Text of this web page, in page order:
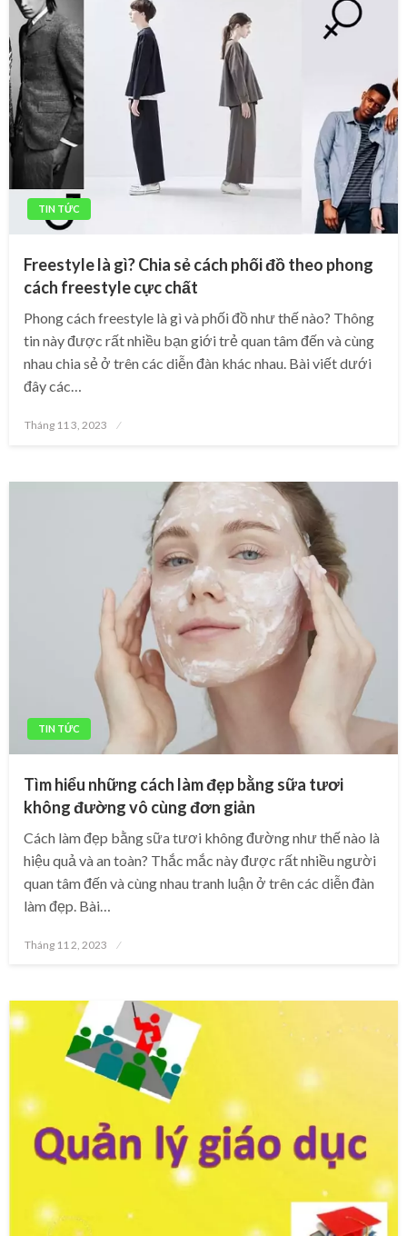
TIN TỨC
Freestyle là gì? Chia sẻ cách phối đồ theo phong
cách freestyle cực chất
Phong cách freestyle là gì và phối đồ như thế nào? Thông
tin này được rất nhiều bạn giới trẻ quan tâm đến và cùng
nhau chia sẻ ở trên các diễn đàn khác nhau. Bài viết dưới
đây các…
Posted
Tháng 11 3, 2023
TIN TỨC
Tìm hiểu những cách làm đẹp bằng sữa tươi
không đường vô cùng đơn giản
Cách làm đẹp bằng sữa tươi không đường như thế nào là
hiệu quả và an toàn? Thắc mắc này được rất nhiều người
quan tâm đến và cùng nhau tranh luận ở trên các diễn đàn
làm đẹp. Bài…
Posted
Tháng 11 2, 2023